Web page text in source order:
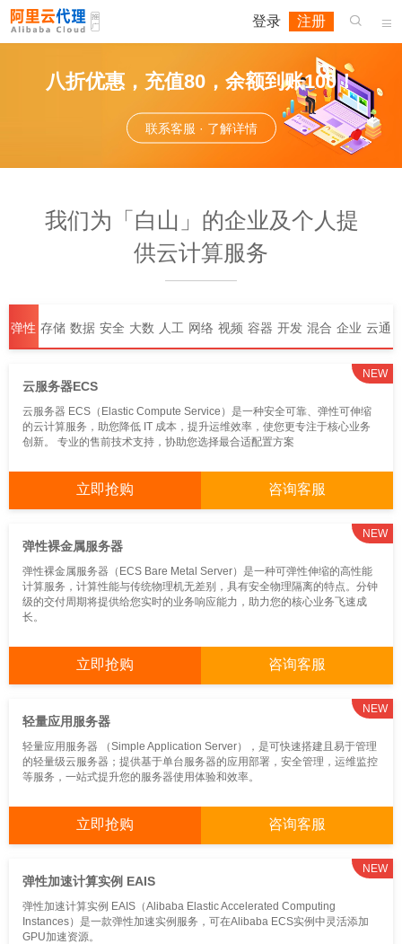

登录 注册 
八折优惠，充值80，余额到账100！
联系客服 · 了解详情
我们为「白山」的企业及个人提
供云计算服务
弹性 存储 数据 安全 大数 人工 网络
CDN
视频 容器
间件
开发
维
混合 企业
应用
云通
信
NEW
云服务器ECS
云服务器 ECS（Elastic Compute Service）是一种安全可靠、弹性可伸缩
的云计算服务，助您降低 IT 成本，提升运维效率，使您更专注于核心业务
创新。 专业的售前技术支持，协助您选择最合适配置方案
立即抢购 咨询客服
NEW
弹性裸金属服务器
弹性裸金属服务器（ECS Bare Metal Server）是一种可弹性伸缩的高性能
计算服务，计算性能与传统物理机无差别，具有安全物理隔离的特点。分钟
级的交付周期将提供给您实时的业务响应能力，助力您的核心业务飞速成
长。
立即抢购 咨询客服
NEW
轻量应用服务器
轻量应用服务器 （Simple Application Server），是可快速搭建且易于管理
的轻量级云服务器；提供基于单台服务器的应用部署，安全管理，运维监控
等服务，一站式提升您的服务器使用体验和效率。
立即抢购 咨询客服
NEW
弹性加速计算实例 EAIS
弹性加速计算实例 EAIS（Alibaba Elastic Accelerated Computing
Instances）是一款弹性加速实例服务，可在Alibaba ECS实例中灵活添加
GPU加速资源。